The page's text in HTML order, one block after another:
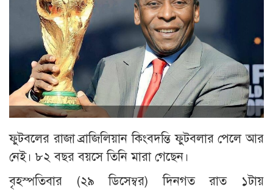
ফুটবলের রাজা ব্রাজিলিয়ান কিংবদন্তি ফুটবলার পেলে আর
নেই। ৮২ বছর বয়সে তিনি মারা গেছেন।
বৃহস্পতিবার (২৯ ডিসেম্বর) দিনগত রাত ১টায়